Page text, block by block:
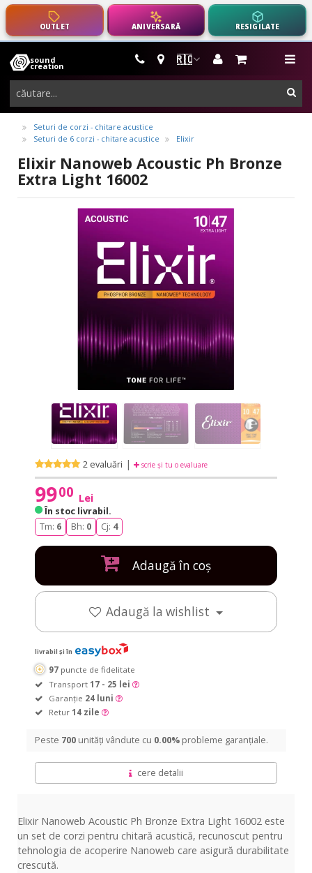
OUTLET ANIVERSARĂ RESIGILATE
🇷🇴
sound
creation
instrumente
muzicale,
echipamente
pro-
audio
Seturi de corzi - chitare acustice
Seturi de 6 corzi - chitare acustice
Elixir
Elixir Nanoweb Acoustic Ph Bronze
Extra Light 16002
2 evaluări | scrie și tu o evaluare
9900 Lei
În stoc livrabil.
Tm: 6 Bh: 0 Cj: 4
Adaugă în coș
Adaugă la wishlist
livrabil și în
97 puncte de fidelitate
Transport 17 - 25 lei
Garanție 24 luni
Retur 14 zile
Peste 700 unități vândute cu 0.00% probleme garanțiale.
cere detalii
Elixir Nanoweb Acoustic Ph Bronze Extra Light 16002 este
un set de corzi pentru chitară acustică, recunoscut pentru
tehnologia de acoperire Nanoweb care asigură durabilitate
crescută.